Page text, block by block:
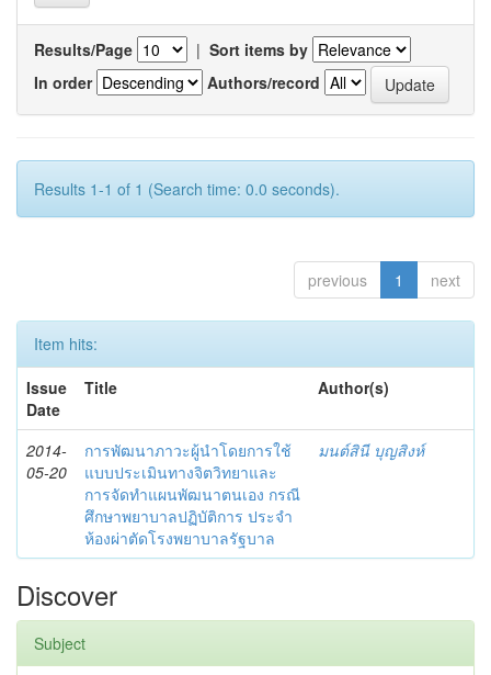
Results/Page | Sort items by
In order
Authors/record
Results 1-1 of 1 (Search time: 0.0 seconds).
previous 1 next
Item hits:
Issue
Date
Title Author(s)
2014-
05-20
การพัฒนาภาวะผู้นำโดยการใช้
แบบประเมินทางจิตวิทยาและ
การจัดทำแผนพัฒนาตนเอง กรณี
ศึกษาพยาบาลปฏิบัติการ ประจำ
ห้องผ่าตัดโรงพยาบาลรัฐบาล
มนต์สินี บุญสิงห์
Discover
Subject